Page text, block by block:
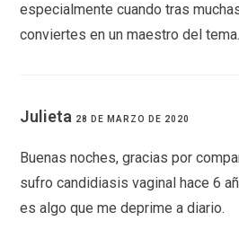
especialmente cuando tras
conviertes en un maestro del tema.
Julieta 28 DE MARZO DE 2020
Buenas noches, gracias por
sufro candidiasis vaginal hace 6
es algo que me deprime a diario.